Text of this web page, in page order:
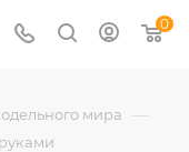
0
мира —